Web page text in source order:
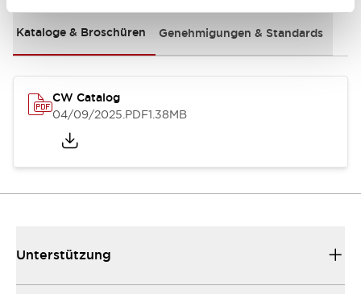
Kataloge & Broschüren Genehmigungen & Standards
CW Catalog
04/09/2025.PDF1.38MB
Unterstützung